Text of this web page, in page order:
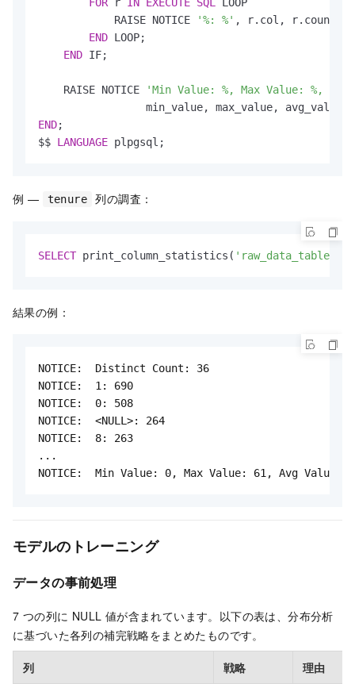
FOR r IN EXECUTE SQL LOOP
            RAISE NOTICE
'%: %' , r.col, r.count;
END LOOP;
END IF;
    RAISE NOTICE
'Min Value: %, Max Value: %,
END;
$$ LANGUAGE plpgsql;
例 — tenure 列の調査：
SELECT print_column_statistics( 'raw_data_table'
結果の例：
NOTICE:  Distinct Count: 36
NOTICE:  1: 690
NOTICE:  0: 508
NOTICE:  <NULL>: 264
NOTICE:  8: 263
...
NOTICE:  Min Value: 0, Max Value: 61, Avg Value:
モデルのトレーニング
データの事前処理
7 つの列に NULL 値が含まれています。以下の表は、分布分析
に基づいた各列の補完戦略をまとめたものです。
列 戦略 理由